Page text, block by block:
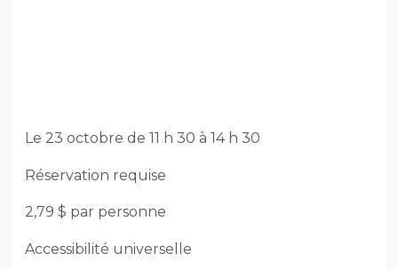
Le 23 octobre de 11 h 30 à 14 h 30
Réservation requise
2,79 $ par personne
Accessibilité universelle